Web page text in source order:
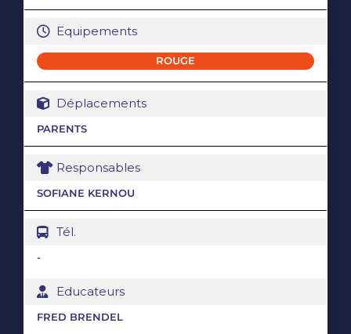
Equipements
ROUGE
Déplacements
PARENTS
Responsables
SOFIANE KERNOU
Tél.
-
Educateurs
FRED BRENDEL